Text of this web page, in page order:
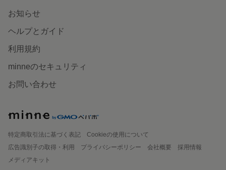
お知らせ
ヘルプとガイド
利用規約
minneのセキュリティ
お問い合わせ
特定商取引法に基づく表記
Cookieの使用について
広告識別子の取得・利用
プライバシーポリシー 会社概要
採用情報
メディアキット